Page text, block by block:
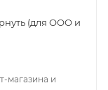
(для ООО и
магазина и